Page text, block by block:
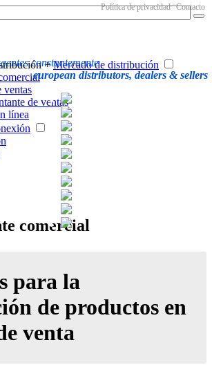
constantemente
european distributors, dealers & sellers
Política de privacidad Contacto
+ Mercado de distribución
ventas
de ventas
línea
comercial
para la
de productos en
venta